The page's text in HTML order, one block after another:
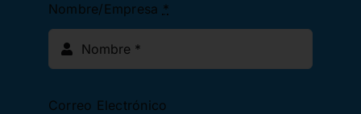
Nombre/Empresa *
Correo Electrónico